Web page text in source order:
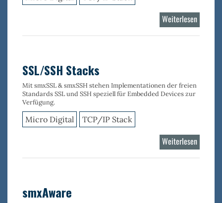
Weiterlesen
Wi-
SSL/SSH Stacks
Mit smxSSL & smxSSH stehen Implementationen der freien
Standards SSL und SSH speziell für Embedded Devices zur
Verfügung.
Micro Digital TCP/IP Stack
Weiterlesen
SSL/
smxAware